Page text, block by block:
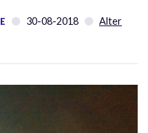
30-08-2018
Alter